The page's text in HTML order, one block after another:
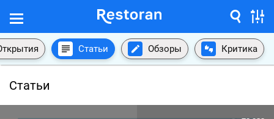
Статьи Обзоры Критика
Статьи